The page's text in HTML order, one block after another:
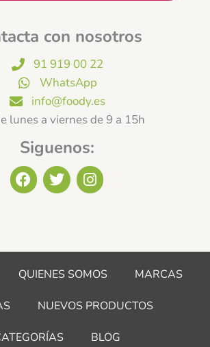
con nosotros
91 919 00 22
WhatsApp
info@foody.es
lunes a viernes de 9 a 15h
Siguenos:
F
a
o
k
T
w
e
I
n
g
a
QUIENES SOMOS MARCAS
NUEVOS PRODUCTOS
BLOG